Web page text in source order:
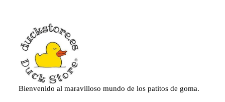
Bienvenido al maravilloso mundo de los patitos de goma.